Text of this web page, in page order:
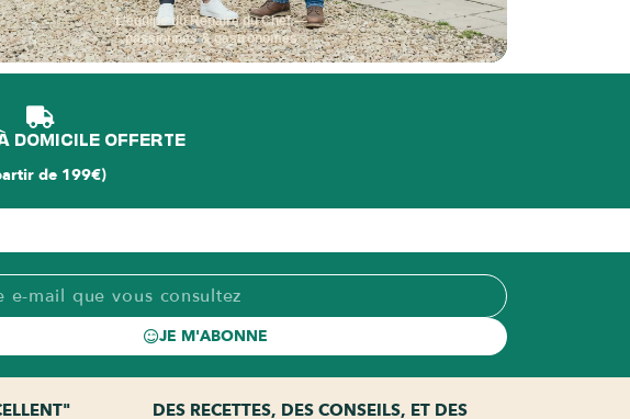
L'équipe du Repaire du Chef —
passionnés & gastronomes
DOMICILE OFFERTE
de 199€)
JE M'ABONNE
DES RECETTES, DES CONSEILS, ET DES